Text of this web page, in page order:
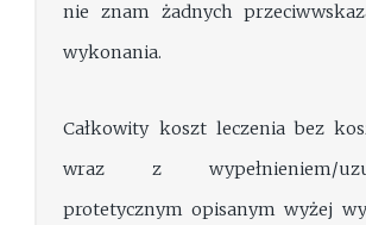
nie znam żadnych
wykonania.
Całkowity koszt leczenia bez
wraz z wypełnieniem/
protetycznym opisanym wyżej